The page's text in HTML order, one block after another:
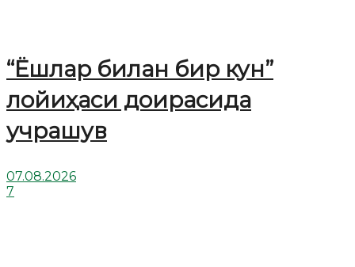
“Ёшлар билан бир кун”
лойиҳаси доирасида
учрашув
07.08.2026
7